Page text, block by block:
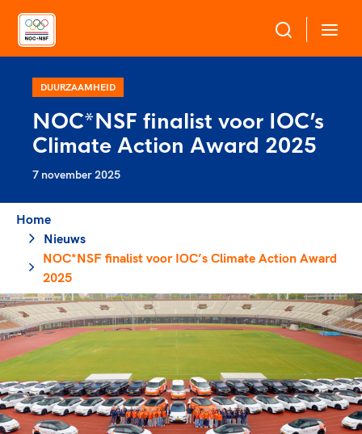
Over NOC*NSF
Sportagenda 2032
Merkbescherming NOC*NSF
Onze partners
Geven aan Sport
Sportonderzoek
Sportakkoord II
Sportdeelname
Bonden en professionals in de sport
Beleidsmedewerkers
Clubbestuurders
Coördinatoren en opleiders
Trainer-coaches
Officials
Veilige en integere sport
Diversiteit en inclusie
Gezonde sportomgeving
Topsport
Voor talentvolle sporters
Atletencommissie
Paralympische Talentdag
TeamNL Academie Kalender
Kennisaanbod TeamNL Experts
Voor bonden
Pers
DUURZAAMHEID
NOC*NSF finalist voor IOC’s
Climate Action Award 2025
7 november 2025
Home
Nieuws
NOC*NSF finalist voor IOC’s Climate Action Award
2025